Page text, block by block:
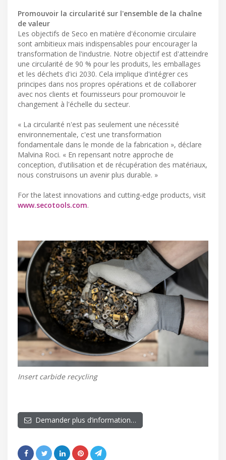
Promouvoir la circularité sur l'ensemble de la chaîne
de valeur
Les objectifs de Seco en matière d'économie circulaire
sont ambitieux mais indispensables pour encourager la
transformation de l'industrie. Notre objectif est d'atteindre
une circularité de 90 % pour les produits, les emballages
et les déchets d'ici 2030. Cela implique d'intégrer ces
principes dans nos propres opérations et de collaborer
avec nos clients et fournisseurs pour promouvoir le
changement à l'échelle du secteur.
« La circularité n'est pas seulement une nécessité
environnementale, c'est une transformation
fondamentale dans le monde de la fabrication », déclare
Malvina Roci. « En repensant notre approche de
conception, d'utilisation et de récupération des matériaux,
nous construisons un avenir plus durable. »
For the latest innovations and cutting-edge products, visit
www.secotools.com.
Insert carbide recycling
Demander plus d’information…